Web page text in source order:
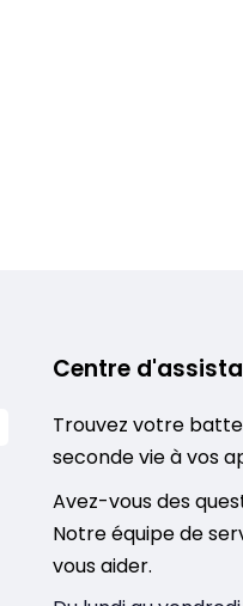
Centre
Trouvez votre
seconde vie à vos
Avez-vous des
Notre équipe de
vous aider.